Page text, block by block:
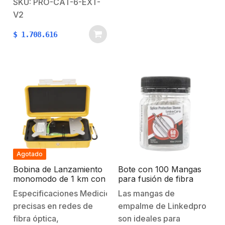
Megapixel /
Instalaciones de video
análogo / Redes locales
velocidad de datos, Fast
Ethernet y Gigabit
Ethernet.Instalaciones
Gigabit de
voz/datos.Tipo
FTPCaracterísticas
Físicas y
Eléctricas:Conductor:…
SKU: PRO-CAT-6-EXT-
V2
$ 1.708.616
Agotado
Bobina de Lanzamiento
monomodo de 1 km con
conectores SC/APC
Especificaciones Mediciones
precisas en redes de
fibra óptica,
Bote con 100 Mangas
para fusión de fibra
óptica de 60 mm
Las mangas de
empalme de Linkedpro
son ideales para